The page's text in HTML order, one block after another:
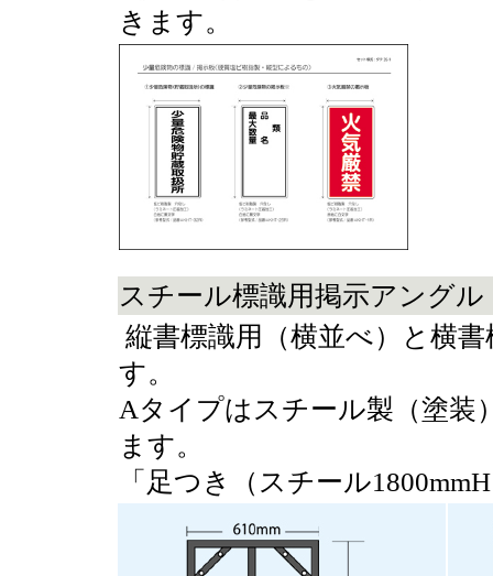
きます。
スチール標識用掲示アング
縦書標識用（横並べ）と横
す。
Aタイプはスチール製（塗装
ます。
「足つき（スチール